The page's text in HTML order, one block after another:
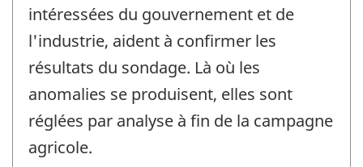
intéressées du gouvernement et de
l'industrie, aident à confirmer les
résultats du sondage. Là où les
anomalies se produisent, elles sont
réglées par analyse à fin de la campagne
agricole.